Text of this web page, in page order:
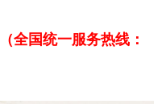
（全国统一服务热线：